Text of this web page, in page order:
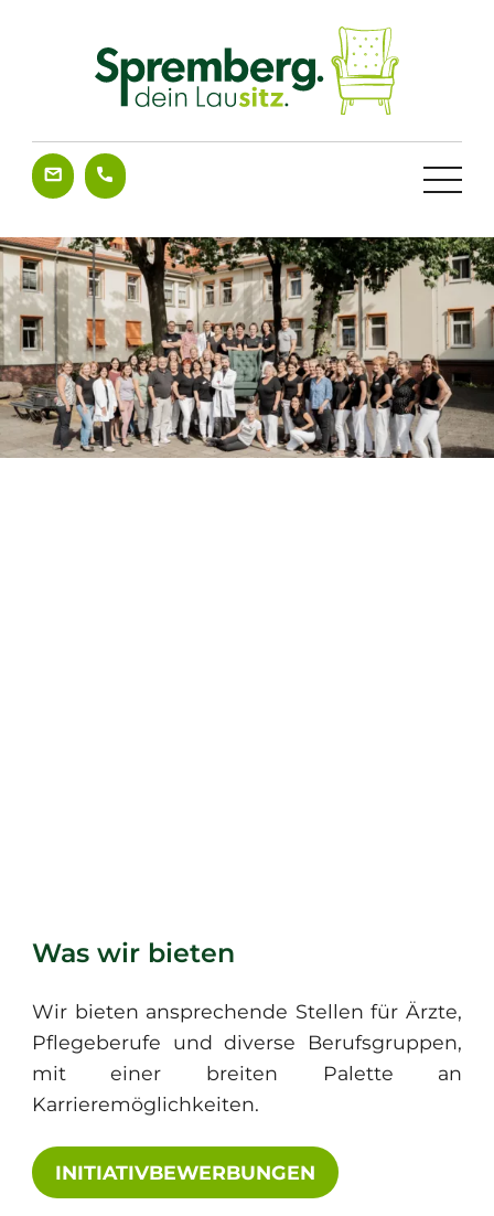
Was wir bieten
Wir bieten ansprechende Stellen für Ärzte,
Pflegeberufe und diverse Berufsgruppen,
mit einer breiten Palette an
Karrieremöglichkeiten.
INITIATIVBEWERBUNGEN